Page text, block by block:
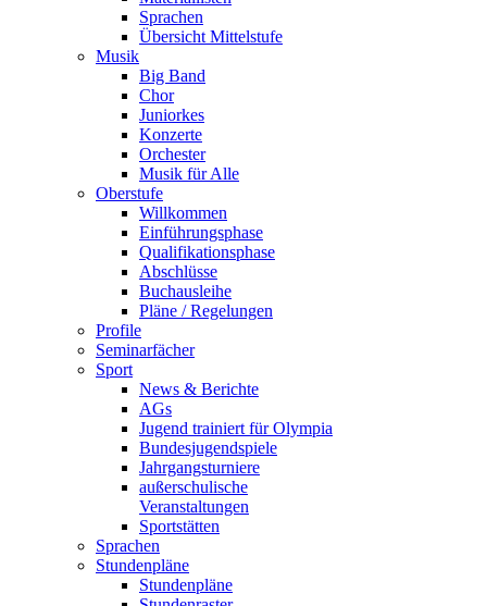
Sprachen
Übersicht Mittelstufe
Musik
Big Band
Chor
Juniorkes
Konzerte
Orchester
Musik für Alle
Oberstufe
Willkommen
Einführungsphase
Qualifikationsphase
Abschlüsse
Buchausleihe
Pläne / Regelungen
Profile
Seminarfächer
Sport
News & Berichte
AGs
Jugend trainiert für Olympia
Bundesjugendspiele
Jahrgangsturniere
außerschulische
Veranstaltungen
Sportstätten
Sprachen
Stundenpläne
Stundenpläne